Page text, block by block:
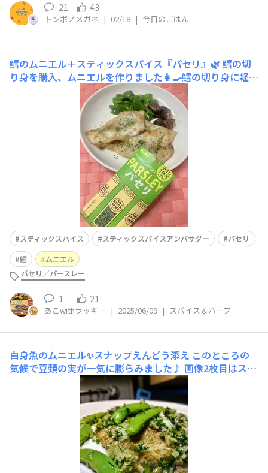
21 43
トンボノメガネ | 02/18 | 今日のごはん
鱈のムニエル＋スティックスパイス『パセリ』🌿鱈の切
り身を購入、ムニエルを作りました👩‍🍳鱈の切り身に軽く
塩胡椒を振り、片栗粉を両面にまんべんなくまぶし、フラ
イパンにバターを溶かして皮面を焼き付けます🍳ひっくり
返して、白ワインで蒸し煮にして、お皿に盛り付け、最後
にスティックスパイス『パセリ』とレモン汁を振りかけて
出来上がり😉工程はいたって簡単な
スティックスパイス スティックスパイスアンバサダー
パセリ
鱈
ムニエル
パセリ／パースレー
1 21
あこwithラッキー | 2025/06/09 | スパイス＆ハーブ
白身魚のムニエル✨スナップえんどう添え このところの
気候で豆類の実が一気に膨らみました♪ 画像2枚目はスナ
ップえんどう♡最近覚えたムニエルをパセリソースと伴に
✨ バターが微細に泡立ったらムース状のお風呂に変身✨お
魚と伴にスナップえんどうにもゆったり浸かってもらいま
した♪ お風呂の横でソース作りガーリック（みじ